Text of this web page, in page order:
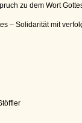
zu dem Wort
– Solidarität mit